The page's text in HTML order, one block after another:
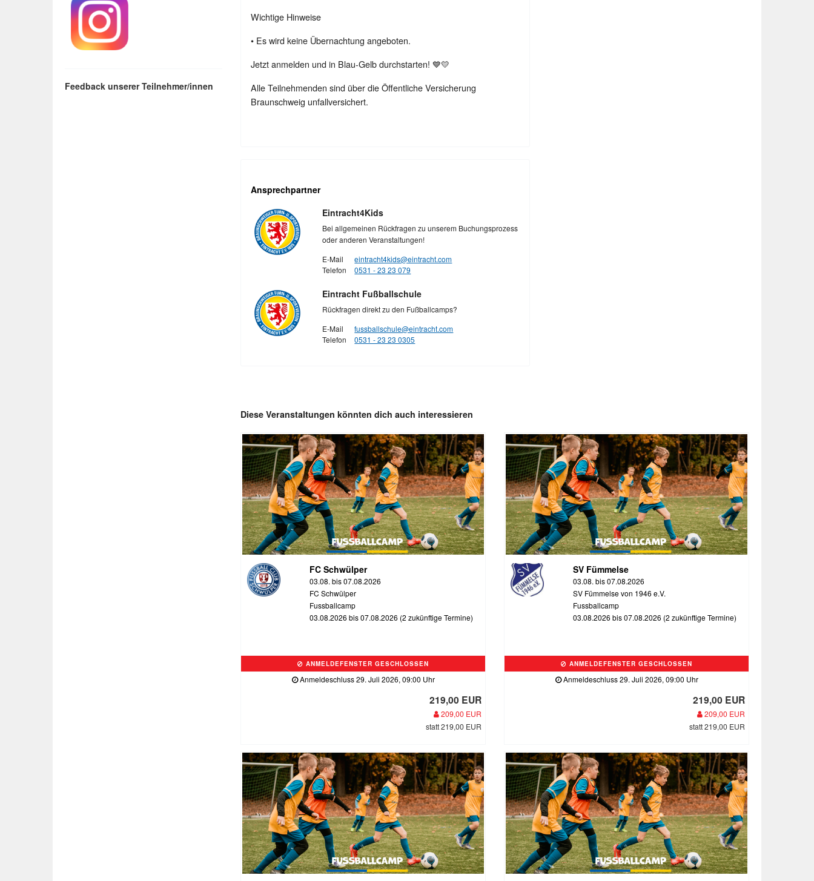
Feedback unserer Teilnehmer/innen
Wichtige Hinweise
• Es wird keine Übernachtung angeboten.
Jetzt anmelden und in Blau-Gelb durchstarten! 💙💛
Alle Teilnehmenden sind über die Öffentliche Versicherung
Braunschweig unfallversichert.
Ansprechpartner
Eintracht4Kids
Bei allgemeinen Rückfragen zu unserem Buchungsprozess
oder anderen Veranstaltungen!
E-Mail
eintracht4kids@eintracht.com
Telefon
0531 - 23 23 079
Eintracht Fußballschule
Rückfragen direkt zu den Fußballcamps?
E-Mail
fussballschule@eintracht.com
Telefon
0531 - 23 23 0305
Diese Veranstaltungen könnten dich auch interessieren
FC Schwülper
03.08. bis 07.08.2026
FC Schwülper
Fussballcamp
03.08.2026 bis 07.08.2026 (2 zukünftige Termine)
ANMELDEFENSTER GESCHLOSSEN
Anmeldeschluss 29. Juli 2026, 09:00 Uhr
219,00 EUR
209,00 EUR
statt 219,00 EUR
SV Fümmelse
03.08. bis 07.08.2026
SV Fümmelse von 1946 e.V.
Fussballcamp
03.08.2026 bis 07.08.2026 (2 zukünftige Termine)
ANMELDEFENSTER GESCHLOSSEN
Anmeldeschluss 29. Juli 2026, 09:00 Uhr
219,00 EUR
209,00 EUR
statt 219,00 EUR